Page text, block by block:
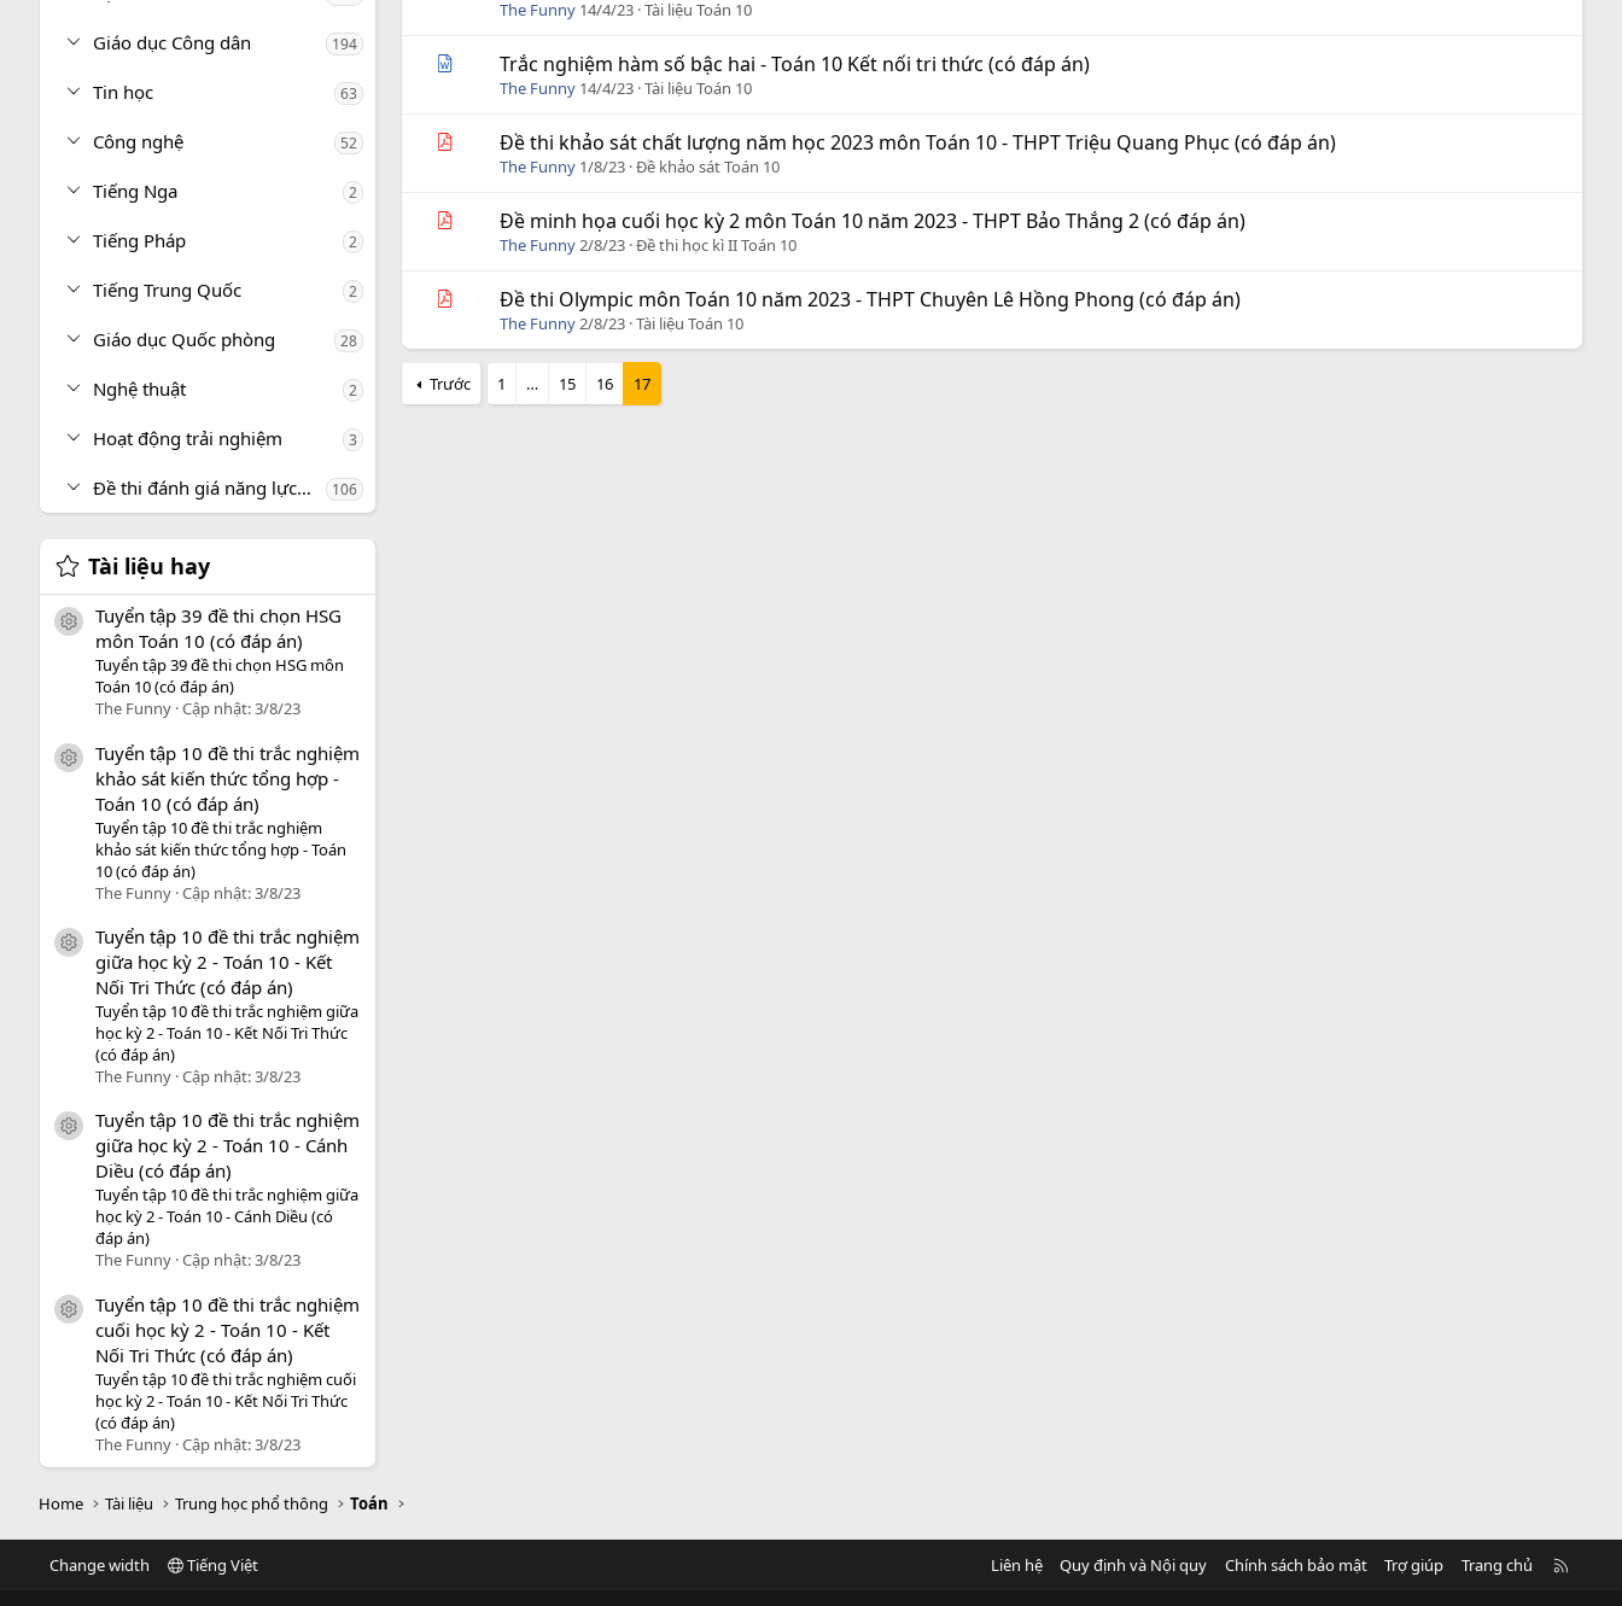
Giáo dục Công dân 194
Tin học 63
Công nghệ 52
Tiếng Nga 2
Tiếng Pháp 2
Tiếng Trung Quốc 2
Giáo dục Quốc phòng 28
Nghệ thuật 2
Hoạt động trải nghiệm 3
Đề thi đánh giá năng lực, tư duy 106
Tài liệu hay
icon tài liệu
Tuyển tập 39 đề thi chọn HSG
môn Toán 10 (có đáp án)
Tuyển tập 39 đề thi chọn HSG môn
Toán 10 (có đáp án)
The Funny Cập nhật:3/8/23
icon tài liệu
Tuyển tập 10 đề thi trắc nghiệm
khảo sát kiến thức tổng hợp -
Toán 10 (có đáp án)
Tuyển tập 10 đề thi trắc nghiệm
khảo sát kiến thức tổng hợp - Toán
10 (có đáp án)
The Funny Cập nhật:3/8/23
icon tài liệu
Tuyển tập 10 đề thi trắc nghiệm
giữa học kỳ 2 - Toán 10 - Kết
Nối Tri Thức (có đáp án)
Tuyển tập 10 đề thi trắc nghiệm giữa
học kỳ 2 - Toán 10 - Kết Nối Tri Thức
(có đáp án)
The Funny Cập nhật:3/8/23
icon tài liệu
Tuyển tập 10 đề thi trắc nghiệm
giữa học kỳ 2 - Toán 10 - Cánh
Diều (có đáp án)
Tuyển tập 10 đề thi trắc nghiệm giữa
học kỳ 2 - Toán 10 - Cánh Diều (có
đáp án)
The Funny Cập nhật:3/8/23
icon tài liệu
Tuyển tập 10 đề thi trắc nghiệm
cuối học kỳ 2 - Toán 10 - Kết
Nối Tri Thức (có đáp án)
Tuyển tập 10 đề thi trắc nghiệm cuối
học kỳ 2 - Toán 10 - Kết Nối Tri Thức
(có đáp án)
The Funny Cập nhật:3/8/23
The Funny 14/4/23 Tài liệu Toán 10
Trắc nghiệm hàm số bậc hai - Toán 10 Kết nối tri thức (có đáp án)
The Funny 14/4/23 Tài liệu Toán 10
Đề thi khảo sát chất lượng năm học 2023 môn Toán 10 - THPT Triệu Quang Phục (có đáp án)
The Funny 1/8/23 Đề khảo sát Toán 10
Đề minh họa cuối học kỳ 2 môn Toán 10 năm 2023 - THPT Bảo Thắng 2 (có đáp án)
The Funny2/8/23 Đề thi học kì II Toán 10
Đề thi Olympic môn Toán 10 năm 2023 - THPT Chuyên Lê Hồng Phong (có đáp án)
The Funny2/8/23 Tài liệu Toán 10
Trước 1 … 15 16 17
Home Tài liệu Trung học phổ thông Toán
Change width Tiếng Việt Liên hệ Quy định và Nội quy Chính sách bảo mật Trợ giúp Trang chủ